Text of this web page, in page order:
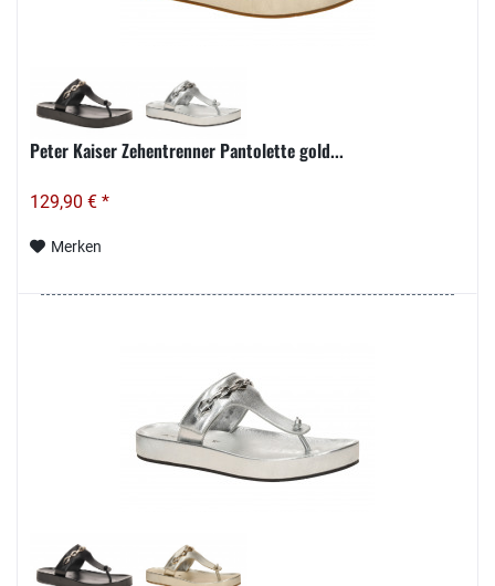
Peter Kaiser Zehentrenner Pantolette gold...
129,90 € *
Merken